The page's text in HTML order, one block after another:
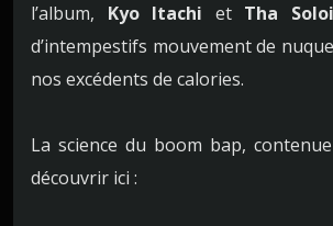
l’album, Kyo Itachi et Tha
d’intempestifs mouvement de
nos excédents de calories.
La science du boom bap,
découvrir ici :